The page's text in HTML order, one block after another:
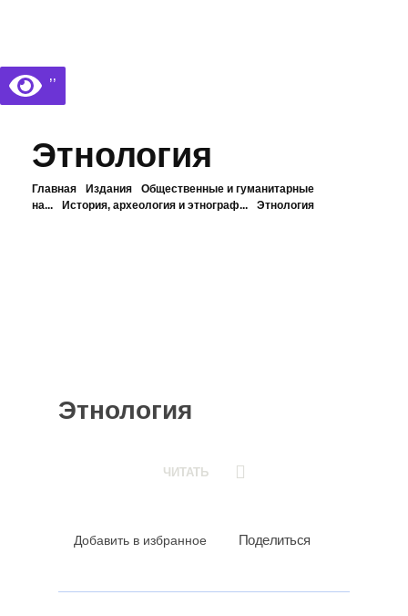
’’
Главная Издания
Общественные и гуманитарные
на...
История, археология и этнограф... Этнология
Этнология
Этнология
ЧИТАТЬ
Добавить в избранное Поделиться